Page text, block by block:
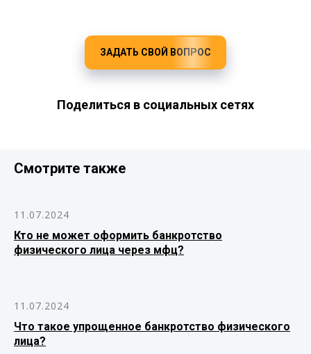
ЗАДАТЬ СВОЙ ВОПРОС
Поделиться в социальных сетях
Смотрите также
11.07.2024
Кто не может оформить банкротство
физического лица через мфц?
11.07.2024
Что такое упрощенное банкротство физического
лица?